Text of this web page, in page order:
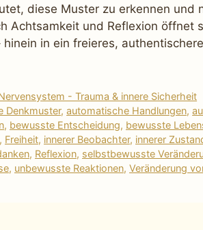
diese Muster zu erkennen und
Achtsamkeit und Reflexion öffnet
in ein freieres,
- Trauma & innere Sicherheit
Denkmuster,automatische Handlungen,
, bewusste Entscheidung, bewusste
, Freiheit, innerer Beobachter, innerer
, Reflexion, selbstbewusste
, unbewusste Reaktionen, Veränderung